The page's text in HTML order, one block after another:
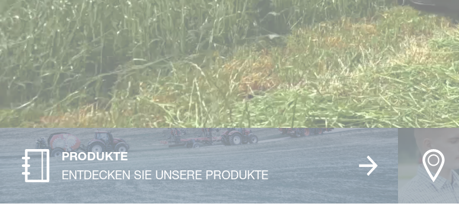
PRODUKTE
ENTDECKEN SIE UNSERE PRODUKTE